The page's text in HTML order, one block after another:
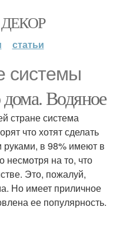
статьи
системы
Водяное
стране система
что хотят сделать
руками, в 98% имеют в
несмотря на то, что
Это, пожалуй,
Но имеет приличное
ее популярность.